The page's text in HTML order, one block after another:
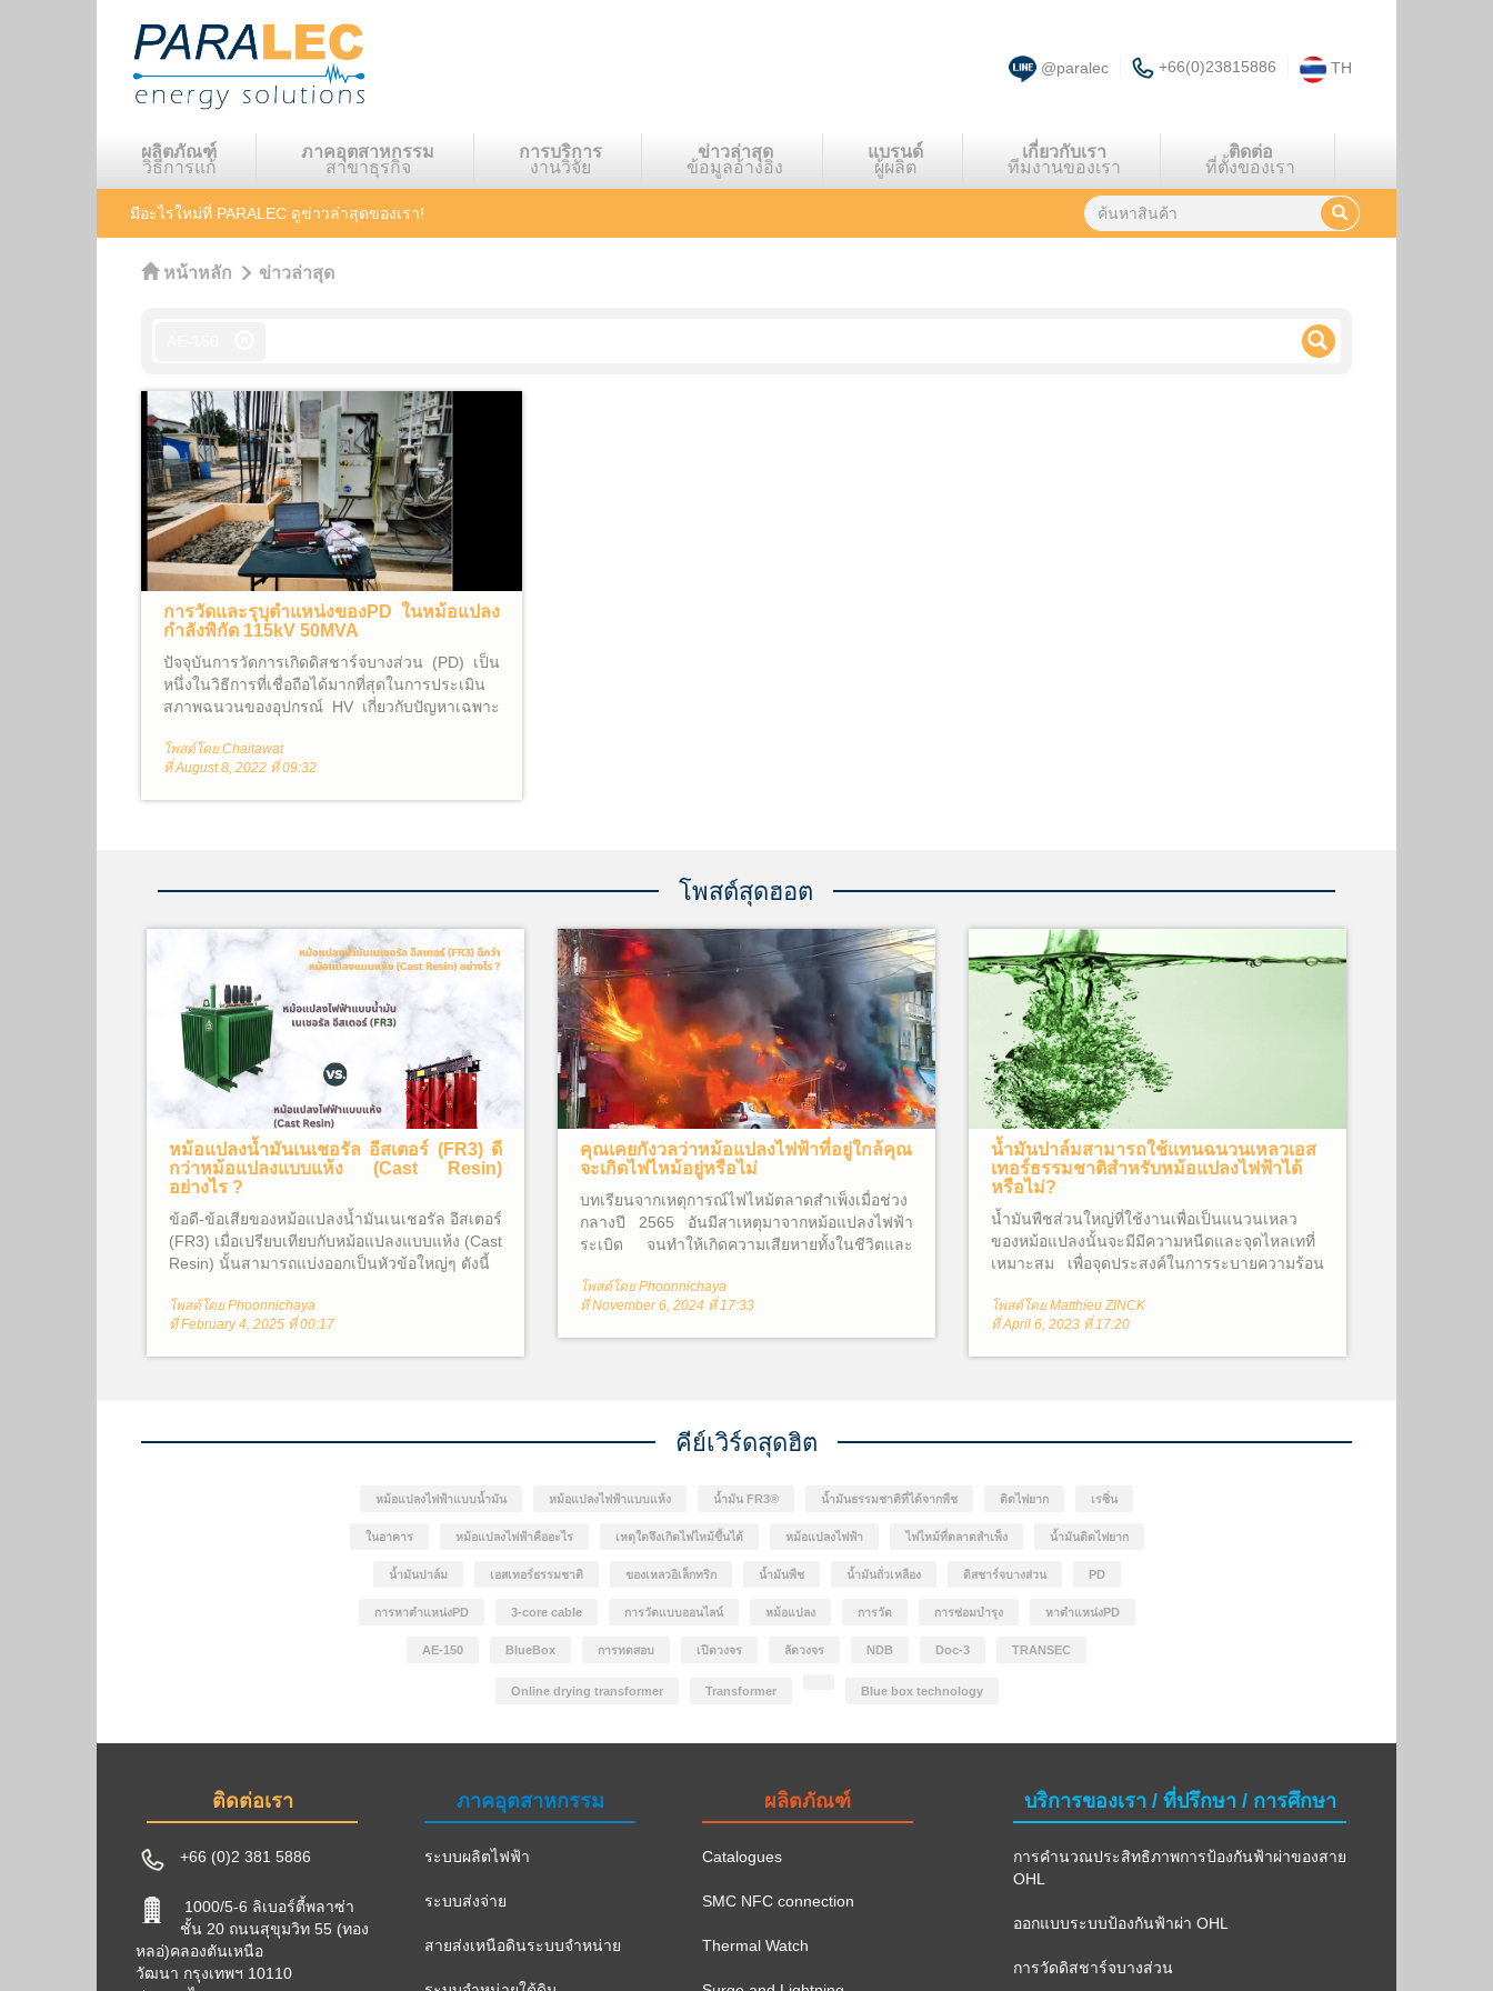
@paralec +66(0)23815886 TH
ผลิตภัณฑ์
วิธีการแก้
ภาคอุตสาหกรรม
สาขาธุรกิจ
การบริการ
งานวิจัย
ข่าวล่าสุด
ข้อมูลอ้างอิง
แบรนด์
ผู้ผลิต
เกี่ยวกับเรา
ทีมงานของเรา
ติดต่อ
ที่ตั้งของเรา
มีอะไรใหม่ที่ PARALEC ดูข่าวล่าสุดของเรา!
หน้าหลัก ข่าวล่าสุด
การวัดและรุบุตำแหน่งของPD ในหม้อแปลง
กำลังพิกัด 115kV 50MVA
ปัจจุบันการวัดการเกิดดิสชาร์จบางส่วน (PD) เป็น
หนึ่งในวิธีการที่เชื่อถือได้มากที่สุดในการประเมิน
สภาพฉนวนของอุปกรณ์ HV เกี่ยวกับปัญหาเฉพาะ
อุปกรณ์ ข้อบกพร่องในฉนวนอันเนื่องมาจากการ
ผลิต การประกอบติดตั้ง นั้นอาจทำให้เกิดPD ขึ้นมา
โพสต์โดย Chaitawat
ที่ August 8, 2022 ที่ 09:32
โพสต์สุดฮอต
หม้อแปลงน้ำมันเนเชอรัล อีสเตอร์ (FR3) ดี
กว่าหม้อแปลงแบบแห้ง (Cast Resin)
อย่างไร ?
ข้อดี-ข้อเสียของหม้อแปลงน้ำมันเนเชอรัล อีสเตอร์
(FR3) เมื่อเปรียบเทียบกับหม้อแปลงแบบแห้ง (Cast
Resin) นั้นสามารถแบ่งออกเป็นหัวข้อใหญ่ๆ ดังนี้
โพสต์โดย Phoonnichaya
ที่ February 4, 2025 ที่ 00:17
คุณเคยกังวลว่าหม้อแปลงไฟฟ้าที่อยู่ใกล้คุณ
จะเกิดไฟไหม้อยู่หรือไม่
บทเรียนจากเหตุการณ์ไฟไหม้ตลาดสำเพ็งเมื่อช่วง
กลางปี 2565 อันมีสาเหตุมาจากหม้อแปลงไฟฟ้า
ระเบิด จนทำให้เกิดความเสียหายทั้งในชีวิตและ
หายได้ จึงทำให้ผู้คนต่างสงสัยว่าหม้อแปลงไฟฟ้า
คืออะไร? และเหตุใดจึงเกิดไฟไหม้ขึ้นได้?
โพสต์โดย Phoonnichaya
ที่ November 6, 2024 ที่ 17:33
น้ำมันปาล์มสามารถใช้แทนฉนวนเหลวเอส
เทอร์ธรรมชาติสำหรับหม้อแปลงไฟฟ้าได้
หรือไม่?
น้ำมันพืชส่วนใหญ่ที่ใช้งานเพื่อเป็นแนวนเหลว
ของหม้อแปลงนั้นจะมีมีความหนืดและจุดไหลเทที่
เหมาะสม เพื่อจุดประสงค์ในการระบายความร้อน
ประกอบด้วยกรดไขมันไม่อิ่มตัวเป็นส่วนใหญ่
ได้แก่ โอเลอิก (พันธะคู่ C=C 1 พันธะ) ลิโนเลอิก
พัฒนา FR3® Fluid เพื่อให้ได้คุณสมบัติตาม
โพสต์โดย Matthieu ZINCK
ที่ April 6, 2023 ที่ 17:20
คีย์เวิร์ดสุดฮิต
หม้อแปลงไฟฟ้าแบบน้ำมัน หม้อแปลงไฟฟ้าแบบแห้ง น้ำมัน FR3® น้ำมันธรรมชาติที่ได้จากพืช ติดไฟยาก เรซิ่น
ในอาคาร หม้อแปลงไฟฟ้าคืออะไร เหตุใดจึงเกิดไฟไหม้ขึ้นได้ หม้อแปลงไฟฟ้า ไฟไหม้ที่ตลาดสำเพ็ง น้ำมันติดไฟยาก
น้ำมันปาล์ม เอสเทอร์ธรรมชาติ ของเหลวอิเล็กทริก น้ำมันพืช น้ำมันถั่วเหลือง ดิสชาร์จบางส่วน PD
การหาตำแหน่งPD 3-core cable การวัดแบบออนไลน์ หม้อแปลง การวัด การซ่อมบำรุง หาตำแหน่งPD
AE-150 BlueBox การทดสอบ เปิดวงจร ลัดวงจร NDB Doc-3 TRANSEC
Online drying transformer Transformer Blue box technology
ติดต่อเรา
+66 (0)2 381 5886
1000/5-6 ลิเบอร์ตี้พลาซ่า
ชั้น 20 ถนนสุขุมวิท 55 (ทอง
หลอ่)คลองตันเหนือ
วัฒนา กรุงเทพฯ 10110
ภาคอุตสาหกรรม
ระบบผลิตไฟฟ้า
ระบบส่งจ่าย
สายส่งเหนือดินระบบจำหน่าย
ผลิตภัณฑ์
Catalogues
SMC NFC connection
Thermal Watch
บริการของเรา / ที่ปรึกษา / การศึกษา
การคำนวณประสิทธิภาพการป้องกันฟ้าผ่าของสาย
OHL
ออกแบบระบบป้องกันฟ้าผ่า OHL
การวัดดิสชาร์จบางส่วน